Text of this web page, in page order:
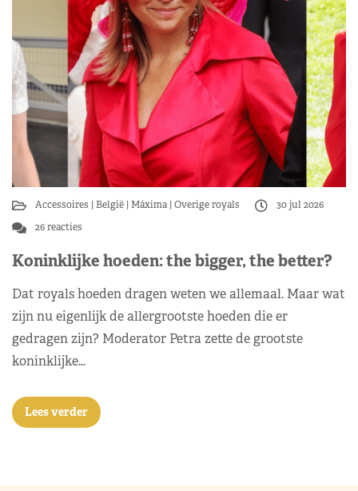
Accessoires België Máxima Overige royals
30 jul 2026
26 reacties
Koninklijke hoeden: the bigger, the better?
Dat royals hoeden dragen weten we allemaal. Maar wat
zijn nu eigenlijk de allergrootste hoeden die er
gedragen zijn? Moderator Petra zette de grootste
koninklijke…
Lees verder